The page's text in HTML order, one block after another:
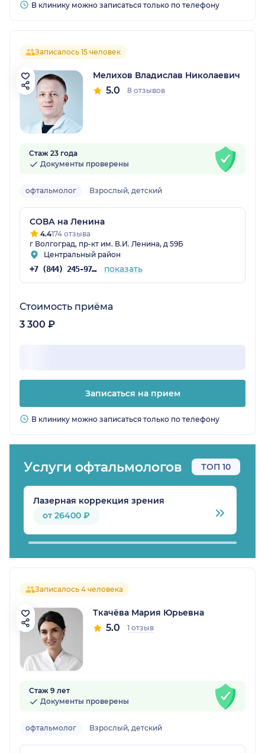
В клинику можно записаться только по телефону
Записалось 15 человек
Мелихов Владислав Николаевич
5.0 8 отзывов
Стаж 23 года
Документы проверены
офтальмолог Взрослый, детский
СОВА на Ленина
4.4174 отзыва
г Волгоград, пр-кт им. В.И. Ленина, д 59Б
Центральный район
+7 (844) 245-97-65 показать
Стоимость приёма
3 300 ₽
Записаться на прием
В клинику можно записаться только по телефону
Услуги офтальмологов ТОП 10
Лазерная коррекция зрения
от 26400 ₽
Записалось 4 человека
Ткачёва Мария Юрьевна
5.0 1 отзыв
Стаж 9 лет
Документы проверены
офтальмолог Взрослый, детский